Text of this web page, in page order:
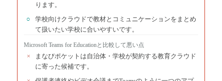
ります。
○
学校向けクラウドで教材とコミュニケーションをまとめ
て扱いたい学校に合いやすいです。
Microsoft Teams for Educationと比較して悪い点
×
まなびポケットは自治体・学校が契約する教育クラウド
に寄った候補です。